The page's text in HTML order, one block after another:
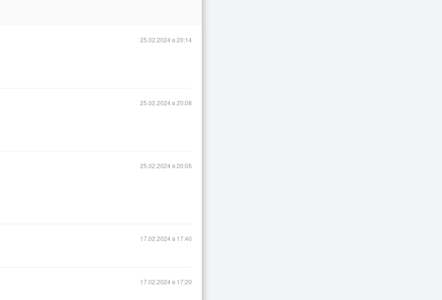
25.02.2024 в 20:14
25.02.2024 в 20:08
25.02.2024 в 20:05
17.02.2024 в 17:40
17.02.2024 в 17:20